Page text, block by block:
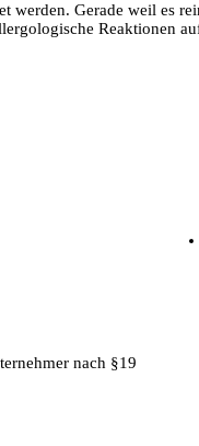
Gerade weil es
Reaktionen
nach §19